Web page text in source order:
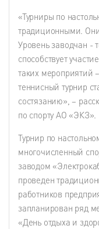
«Турниры по
традиционными. Они
Уровень заводчан -
способствует
таких мероприятий
теннисный турнир
состязанию», –
по спорту АО «ЭКЗ».
Турнир по
многочисленный
заводом
проведен
работников
запланирован ряд
«День отдыха и